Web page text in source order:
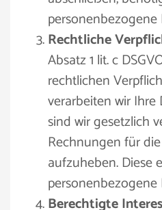
Rechtliche
Absatz 1 lit. c
rechtlichen
verarbeiten wir Ihre
sind wir gesetzlich
Rechnungen für
aufzuheben. Diese
personenbezogene
Berechtigte